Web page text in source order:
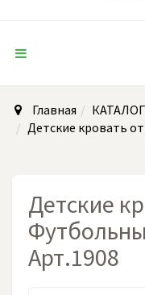
Главная
КАТАЛОГ
Детские кровать
Детские
Арт.1908